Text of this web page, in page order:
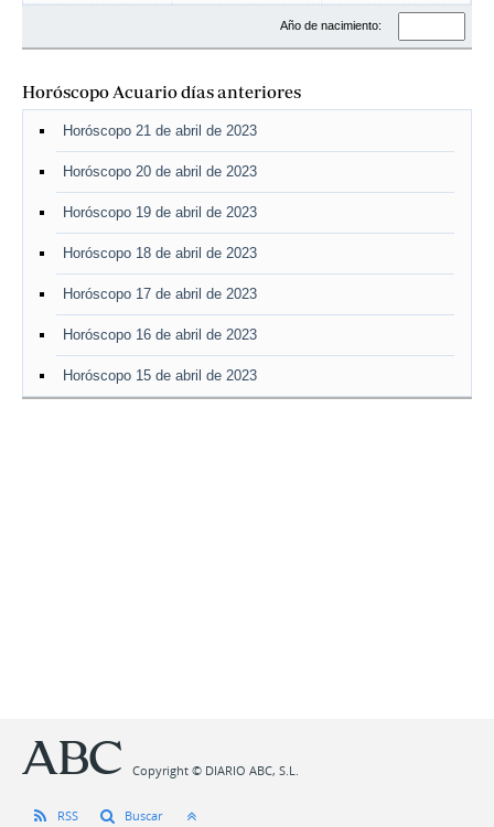
Año de nacimiento:
Horóscopo Acuario días anteriores
Horóscopo 21 de abril de 2023
Horóscopo 20 de abril de 2023
Horóscopo 19 de abril de 2023
Horóscopo 18 de abril de 2023
Horóscopo 17 de abril de 2023
Horóscopo 16 de abril de 2023
Horóscopo 15 de abril de 2023
Copyright © DIARIO ABC, S.L.
RSS Buscar